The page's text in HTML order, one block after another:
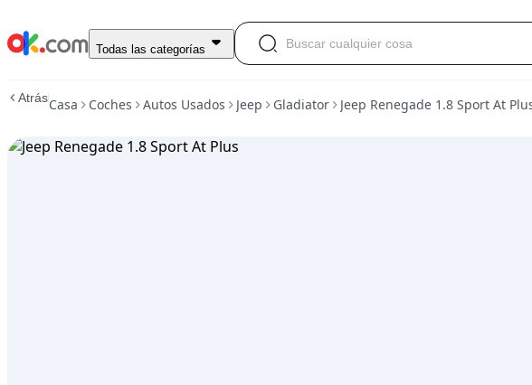
Usado
1.8
At
Plus
Todas las categorías
AtrásCasa Coches Autos Usados Jeep Gladiator Jeep Renegade 1.8 Sport At